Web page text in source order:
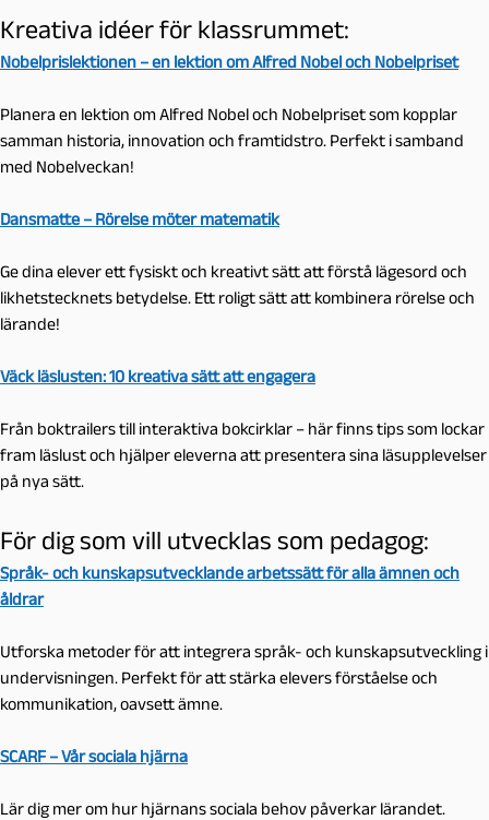
Kreativa idéer för klassrummet:
Nobelprislektionen – en lektion om Alfred Nobel och Nobelpriset
Planera en lektion om Alfred Nobel och Nobelpriset som kopplar
samman historia, innovation och framtidstro. Perfekt i samband
med Nobelveckan!
Dansmatte – Rörelse möter matematik
Ge dina elever ett fysiskt och kreativt sätt att förstå lägesord och
likhetstecknets betydelse. Ett roligt sätt att kombinera rörelse och
lärande!
Väck läslusten: 10 kreativa sätt att engagera
Från boktrailers till interaktiva bokcirklar – här finns tips som lockar
fram läslust och hjälper eleverna att presentera sina läsupplevelser
på nya sätt.
För dig som vill utvecklas som pedagog:
Språk- och kunskapsutvecklande arbetssätt för alla ämnen och
åldrar
Utforska metoder för att integrera språk- och kunskapsutveckling i
undervisningen. Perfekt för att stärka elevers förståelse och
kommunikation, oavsett ämne.
SCARF – Vår sociala hjärna
Lär dig mer om hur hjärnans sociala behov påverkar lärandet.